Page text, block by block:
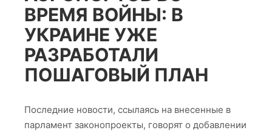
ВРЕМЯ ВОЙНЫ: В
УКРАИНЕ УЖЕ
РАЗРАБОТАЛИ
ПОШАГОВЫЙ ПЛАН
Последние новости, ссылаясь на внесенные в
парламент законопроекты, говорят о добавлении